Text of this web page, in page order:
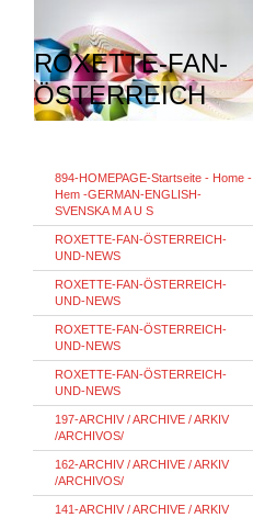
ROXETTE-FAN-
ÖSTERREICH
894-HOMEPAGE-Startseite - Home -
Hem -GERMAN-ENGLISH-
SVENSKA M A U S
ROXETTE-FAN-ÖSTERREICH-
UND-NEWS
ROXETTE-FAN-ÖSTERREICH-
UND-NEWS
ROXETTE-FAN-ÖSTERREICH-
UND-NEWS
ROXETTE-FAN-ÖSTERREICH-
UND-NEWS
197-ARCHIV / ARCHIVE / ARKIV
/ARCHIVOS/
162-ARCHIV / ARCHIVE / ARKIV
/ARCHIVOS/
141-ARCHIV / ARCHIVE / ARKIV